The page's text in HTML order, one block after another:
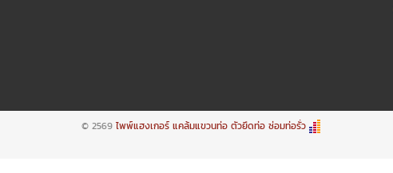
© 2569 ไพพ์แฮงเกอร์ แคล้มแขวนท่อ ตัวยึดท่อ ซ่อมท่อรั่ว